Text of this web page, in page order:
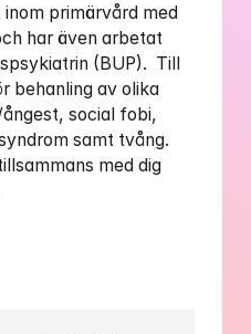
primärvård med
har även arbetat
(BUP).  Till
behanling av olika
social fobi,
samt tvång.
med dig